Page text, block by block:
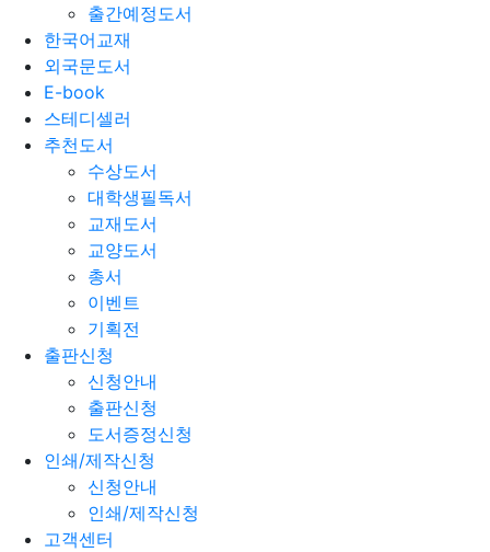
출간예정도서
한국어교재
외국문도서
E-book
스테디셀러
추천도서
수상도서
대학생필독서
교재도서
교양도서
총서
이벤트
기획전
출판신청
신청안내
출판신청
도서증정신청
인쇄/제작신청
신청안내
인쇄/제작신청
고객센터